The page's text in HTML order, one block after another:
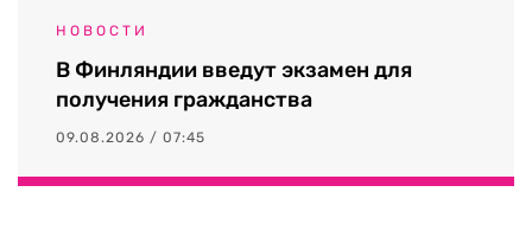
НОВОСТИ
В Финляндии введут экзамен для
получения гражданства
09.08.2026 / 07:45